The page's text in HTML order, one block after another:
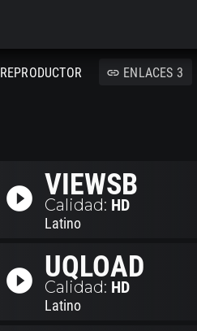
REPRODUCTOR link ENLACES 3
play_circle_filled VIEWSB
Calidad: HD
Latino
play_circle_filled UQLOAD
Calidad: HD
Latino